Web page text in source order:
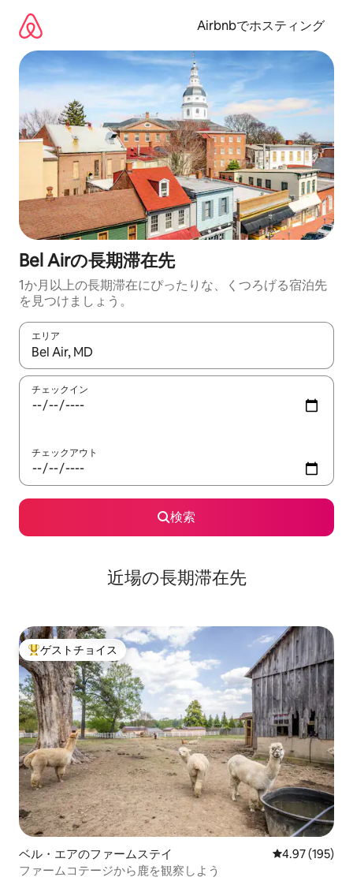
Airbnbでホスティング
Bel Airの長期滞在先
1か月以上の長期滞在にぴったりな、くつろげる宿泊先
を見つけましょう。
エリア
検索結果が表示されたら、上下の矢印キーを使って移動するか
チェックイン
チェックアウト
検索
近場の長期滞在先
大好評のゲストチョイスです。
ゲストチョイス
ベル・エアのファームステイ レビュー195
4.97 (195)
ファームコテージから鹿を観察しよう